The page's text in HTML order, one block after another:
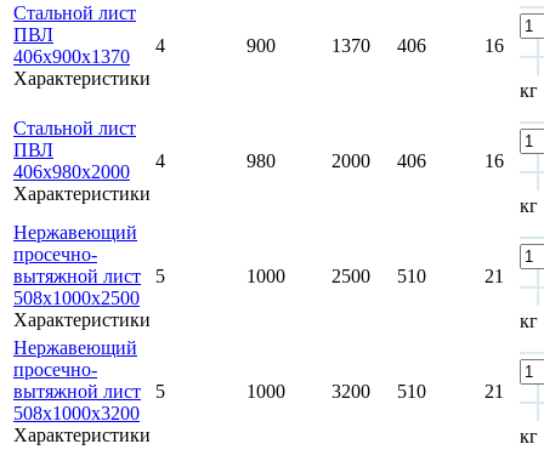
Стальной лист
ПВЛ
406х900х1370
Характеристики
4 900 1370 406 16
кг
Стальной лист
ПВЛ
406х980х2000
Характеристики
4 980 2000 406 16
кг
Нержавеющий
просечно-
вытяжной лист
508x1000x2500
Характеристики
5 1000 2500 510 21
кг
Нержавеющий
просечно-
вытяжной лист
508x1000x3200
Характеристики
5 1000 3200 510 21
кг